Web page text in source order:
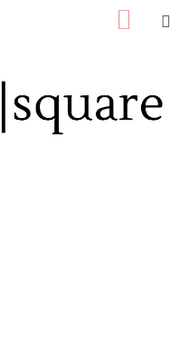
KOŠÍK